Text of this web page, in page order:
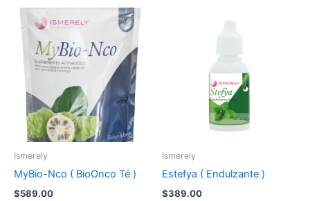
Ismerely
MyBio-Nco ( BioOnco Té )
$589.00
Ismerely
Estefya ( Endulzante )
$389.00